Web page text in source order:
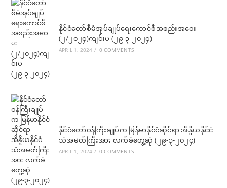
နိုင်ငံတော်စီမံအုပ်ချုပ်ရေးကောင်စီအစည်းအဝေး
(၂/၂၀၂၄)ကျင်းပ (၂၉-၃-၂၀၂၄)
APRIL 1, 2024 / 0 COMMENTS
နိုင်ငံတော်ဝန်ကြီးချုပ်က မြန်မာနိုင်ငံဆိုင်ရာ အိန္ဒိယနိုင်ငံ
သံအမတ်ကြီးအား လက်ခံတွေ့ဆုံ (၂၉-၃-၂၀၂၄)
APRIL 1, 2024 / 0 COMMENTS